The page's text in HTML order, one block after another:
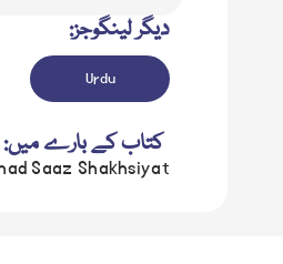
دیگر لینگوجز:
Urdu
کتاب کے بارے میں:
Saaz Shakhsiyat